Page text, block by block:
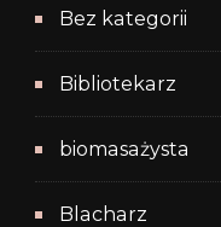
Bez kategorii
Bibliotekarz
biomasażysta
Blacharz